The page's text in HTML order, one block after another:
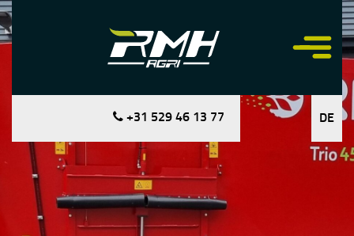
+31 529 46 13 77 DE